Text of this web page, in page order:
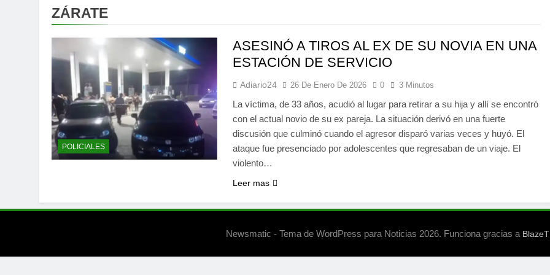
ZÁRATE
POLICIALES
ASESINÓ A TIROS AL EX DE SU NOVIA EN UNA
ESTACIÓN DE SERVICIO
Adiario24 26 De Enero De 2026 0 3 Minutos
La víctima, de 33 años, acudió al lugar para retirar a su hija y allí se encontró
con el actual novio de su ex pareja. La situación derivó en una fuerte
discusión que culminó cuando el agresor disparó varias veces y huyó. El
ataque fue presenciado por adolescentes que regresaban de un viaje. El
violento…
Leer mas
Newsmatic - Tema de WordPress para Noticias 2026. Funciona gracias a